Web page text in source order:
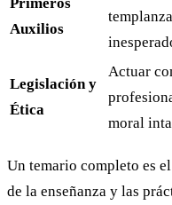
Auxilios
Legislación y
Ética
Actuar
moral
Un temario completo es
de la enseñanza y las